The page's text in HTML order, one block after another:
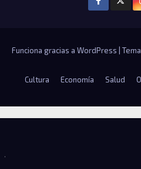
Funciona gracias a WordPress
Cultura Economía Salud